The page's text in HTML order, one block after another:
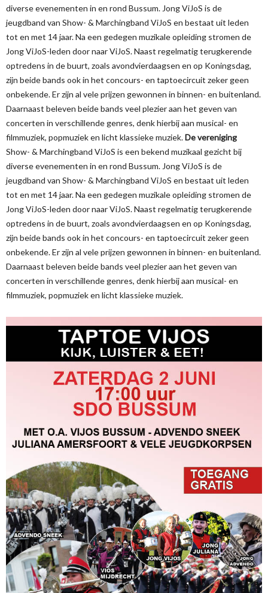
diverse evenementen in en rond Bussum. Jong ViJoS is de
jeugdband van Show- & Marchingband ViJoS en bestaat uit leden
tot en met 14 jaar. Na een gedegen muzikale opleiding stromen de
Jong ViJoS-leden door naar ViJoS. Naast regelmatig terugkerende
optredens in de buurt, zoals avondvierdaagsen en op Koningsdag,
zijn beide bands ook in het concours- en taptoecircuit zeker geen
onbekende. Er zijn al vele prijzen gewonnen in binnen- en buitenland.
Daarnaast beleven beide bands veel plezier aan het geven van
concerten in verschillende genres, denk hierbij aan musical- en
filmmuziek, popmuziek en licht klassieke muziek.De vereniging
Show- & Marchingband ViJoS is een bekend muzikaal gezicht bij
diverse evenementen in en rond Bussum. Jong ViJoS is de
jeugdband van Show- & Marchingband ViJoS en bestaat uit leden
tot en met 14 jaar. Na een gedegen muzikale opleiding stromen de
Jong ViJoS-leden door naar ViJoS. Naast regelmatig terugkerende
optredens in de buurt, zoals avondvierdaagsen en op Koningsdag,
zijn beide bands ook in het concours- en taptoecircuit zeker geen
onbekende. Er zijn al vele prijzen gewonnen in binnen- en buitenland.
Daarnaast beleven beide bands veel plezier aan het geven van
concerten in verschillende genres, denk hierbij aan musical- en
filmmuziek, popmuziek en licht klassieke muziek.